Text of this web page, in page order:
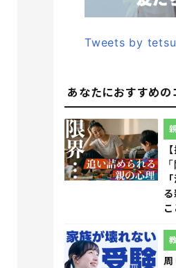
Tweets by
あなたにおすすめの
こ